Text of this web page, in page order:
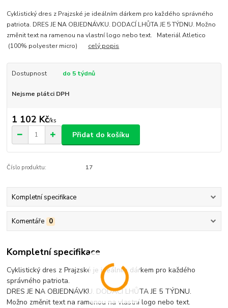
Cyklistický dres z Prajzské je ideálním dárkem pro každého správného
patriota. DRES JE NA OBJEDNÁVKU. DODACÍ LHŮTA JE 5 TÝDNU. Možno
změnit text na ramenou na vlastní logo nebo text. Materiál Atletico
(100% polyester micro) celý popis
Dostupnost do 5 týdnů
Nejsme plátci DPH
1 102 Kč/ks
Přidat do košíku
Číslo produktu: 17
Kompletní specifikace
Komentáře 0
Kompletní specifikace
Cyklistický dres z Prajzské je ideálním dárkem pro každého
správného patriota.
DRES JE NA OBJEDNÁVKU. DODACÍ LHŮTA JE 5 TÝDNU.
Možno změnit text na ramenou na vlastní logo nebo text.